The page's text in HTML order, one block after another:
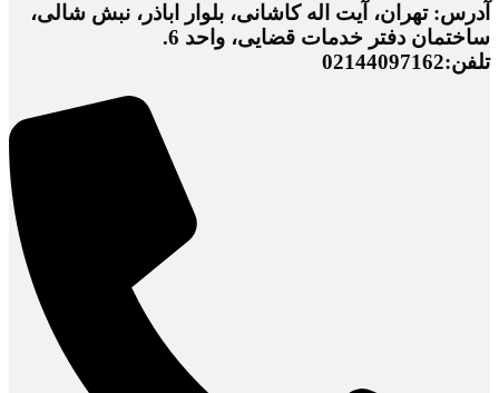
آدرس: تهران، آیت اله کاشانی، بلوار اباذر، نبش شالی،
ساختمان دفتر خدمات قضایی، واحد 6.
تلفن:02144097162